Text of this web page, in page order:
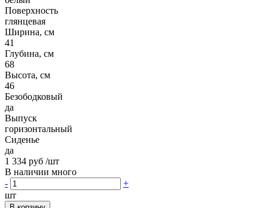
Поверхность
глянцевая
Ширина, см
41
Глубина, см
68
Высота, см
46
Безободковый
да
Выпуск
горизонтальный
Сиденье
да
1 334 руб /шт
В наличии много
-
+
шт